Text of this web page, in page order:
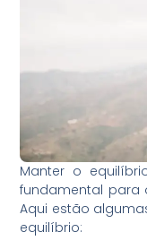
Manter o
fundamental para
Aqui estão
equilíbrio: